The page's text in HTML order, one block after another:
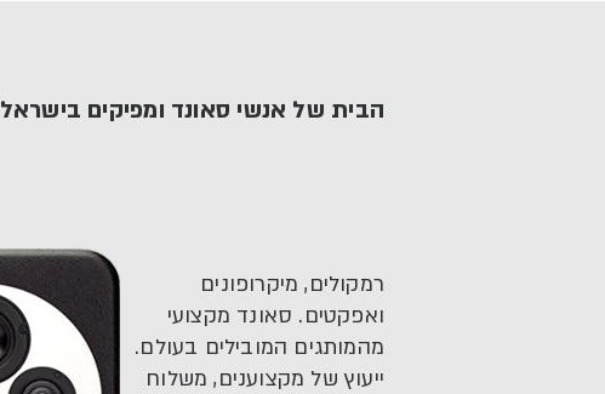
הבית של אנשי סאונד ומפיקים בישראל
רמקולים, מיקרופונים
ואפקטים. סאונד מקצועי
מהמותגים המובילים בעולם.
ייעוץ של מקצוענים, משלוח